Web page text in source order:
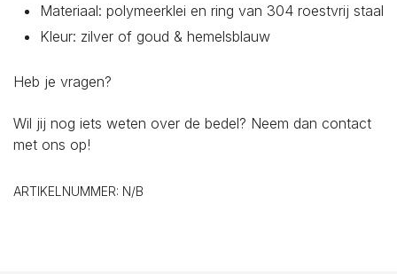
Materiaal: polymeerklei en ring van 304 roestvrij staal
Kleur: zilver of goud & hemelsblauw
Heb je vragen?
Wil jij nog iets weten over de bedel? Neem dan contact
met ons op!
ARTIKELNUMMER: N/B